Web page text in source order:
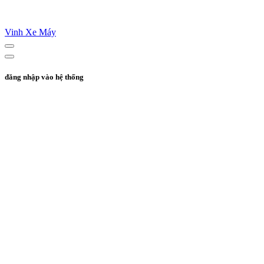
Vinh Xe Máy
đăng nhập vào hệ thống